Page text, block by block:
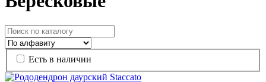
Есть в наличии